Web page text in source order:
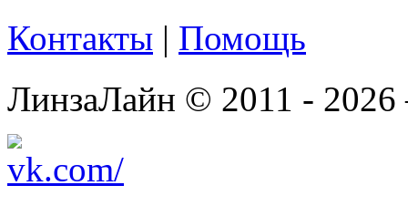
Контакты | Помощь
ЛинзаЛайн © 2011 -